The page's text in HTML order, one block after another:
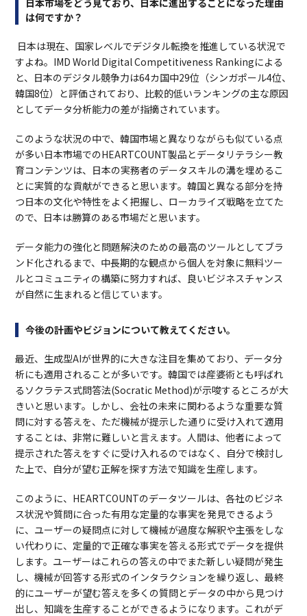
は何ですか？
日本は現在、国家レベルでデジタル転換を推進している状況で
すよね。IMD World Digital Competitiveness Rankingによる
と、日本のデジタル競争力は64カ国中29位（シンガポール4位、
韓国8位）と評価されており、比較的低いランキングの主な原因
としてデータ分析能力の差が指摘されています。
このような状況の中で、韓国市場と異なりながらも似ている点
が多い日本市場でのHEARTCOUNT製品とデータリテラシー教
育コンテンツは、日本の実務者のデータスキルの溝を埋めるこ
とに実質的な貢献ができると思います。韓国と異なる部分を持
つ日本の文化や特性をよく把握し、ローカライズ戦略を立てた
ので、日本は勝算のある市場だと思います。
データ能力の強化と問題解決のための最高のツールとしてブラ
ンド化されるまで、中長期的な観点から個人を対象に無料ツー
ルとコミュニティの構築に努力すれば、良いビジネスチャンス
が自然に生まれると信じています。
今後の計画やビジョンについて教えてください。
最近、生成型AIが世界的に大きな注目を集めており、データ分
析にも適用されることが多いです。韓国では産婆術とも呼ばれ
るソクラテス式問答法(Socratic Method)が示唆するところが大
きいと思います。しかし、会社の未来に関わるような重要な質
問に対する答えを、ただ機械が提示した通りに受け入れて適用
することは、非常に難しいと言えます。人間は、他者によって
提示された答えをすぐに受け入れるのではなく、自分で検討し
た上で、自分が望む正解を探す方法で知識を生産します。
このように、HEARTCOUNTのデータツールは、各社のビジネ
ス状況や質問に合った有用な定量的な事実を発見できるよう
に、ユーザーの疑問点に対して機械が過度な解釈や主張をしな
い代わりに、定量的で正確な事実を答える形式でデータを提供
します。ユーザーはこれらの答えの中でまた新しい疑問が発生
し、機械が回答する形式のインタラクションを繰り返し、最終
的にユーザーが望む答えを多くの質問とデータの中から見つけ
出し、知識を生産することができるようになります。これがデ